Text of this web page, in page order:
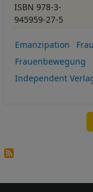
ISBN 978-3-
945959-27-5
Emanzipation
Frauenbewegung
Independent